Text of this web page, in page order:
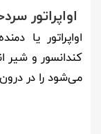
اواپراتور
اواپراتور یا
کندانسور و شیر
می‌شود را در